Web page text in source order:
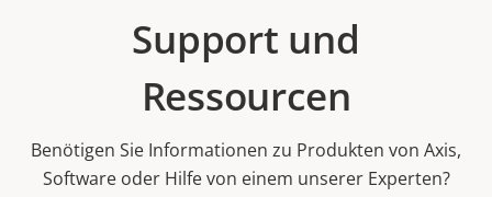
Support und
Ressourcen
Benötigen Sie Informationen zu Produkten von Axis,
Software oder Hilfe von einem unserer Experten?